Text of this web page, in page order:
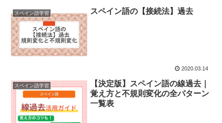
スペイン語学習 スペイン語の【接続法】過去
2020.03.14
スペイン語学習
【決定版】スペイン語の線過去｜
覚え方と不規則変化の全パターン
一覧表